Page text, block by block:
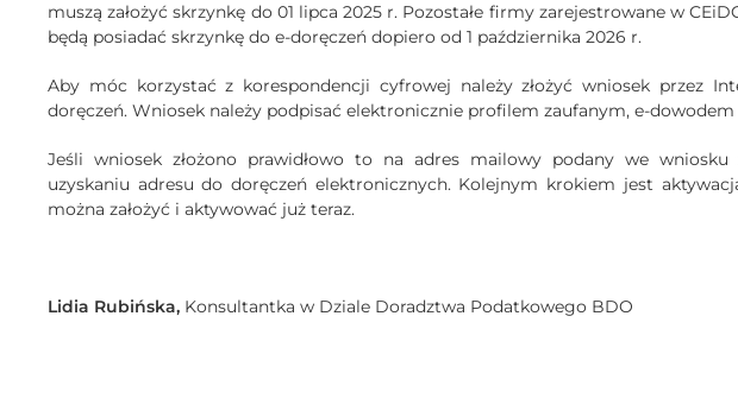
muszą założyć skrzynkę do 01 lipca 2025 r. Pozostałe firmy zarejestrowane w
będą posiadać skrzynkę do e-doręczeń dopiero od 1 października 2026 r.
Aby móc korzystać z korespondencji cyfrowej należy złożyć wniosek przez
doręczeń. Wniosek należy podpisać elektronicznie profilem zaufanym, e-
Jeśli wniosek złożono prawidłowo to na adres mailowy podany we wniosku
uzyskaniu adresu do doręczeń elektronicznych. Kolejnym krokiem jest
można założyć i aktywować już teraz.
Lidia Rubińska, Konsultantka w Dziale Doradztwa Podatkowego BDO